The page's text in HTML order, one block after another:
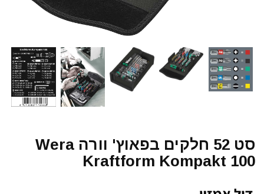
סט 52 חלקים בפאוץ' וורה Wera
Kraftform Kompakt 100